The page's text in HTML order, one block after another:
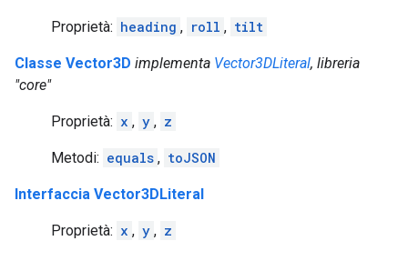
Proprietà: heading , roll , tilt
Classe Vector3D implementa Vector3DLiteral, libreria
"core"
Proprietà: x , y , z
Metodi: equals , toJSON
Interfaccia Vector3DLiteral
Proprietà: x , y , z